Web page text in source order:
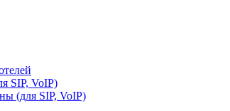
SIP, VoIP)
(для SIP, VoIP)